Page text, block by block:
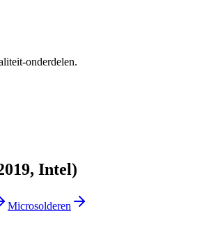
onderdelen.
Intel)
Microsolderen